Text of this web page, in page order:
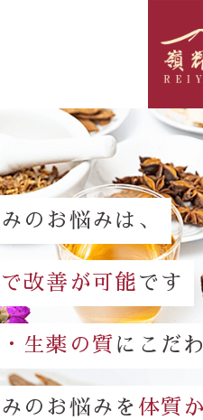
のお悩みは、
改善が可能 です
生薬の質 にこだ
のお悩みを 体質